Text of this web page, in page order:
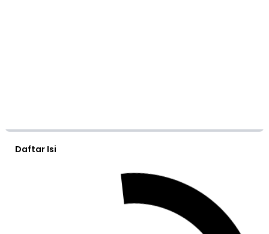
Daftar Isi